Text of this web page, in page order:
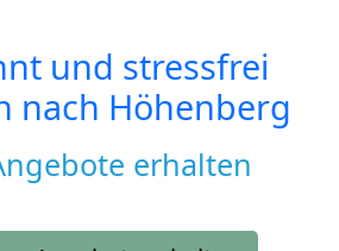
und stressfrei
nach Höhenberg
erhalten